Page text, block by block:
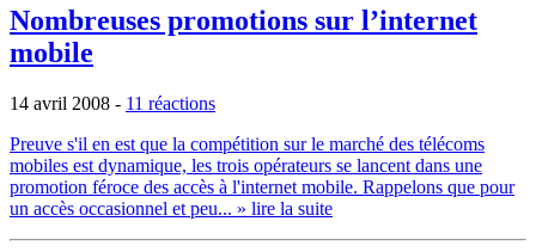
Nombreuses promotions sur l’internet
mobile
14 avril 2008 - 11 réactions
Preuve s'il en est que la compétition sur le marché des télécoms
mobiles est dynamique, les trois opérateurs se lancent dans une
promotion féroce des accès à l'internet mobile. Rappelons que pour
un accès occasionnel et peu... » lire la suite